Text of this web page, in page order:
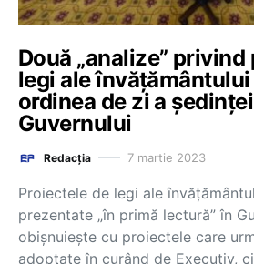
Două „analize”
legi ale învățământului
ordinea de zi a
Guvernului
Redacția 7 martie 2023
Proiectele de legi ale
prezentate „în primă lectură” în
obișnuiește cu proiectele care
adoptate în curând de Executiv,